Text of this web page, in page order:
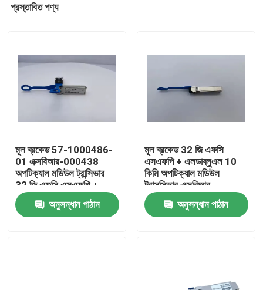
বাড়ি
প্রস্তাবিত পণ্য
মূল ব্রকেড 57-1000486-
01 এক্সবিআর-000438
অপটিক্যাল মডিউল ট্রান্সিভার
32 জি এফসি এসএফপি +
এলডাব্লুএল 10 কিমি 1 প্যাক
ফাইবার অপটিক ট্রান্সিভার
অনুসন্ধান পাঠান
মূল ব্রকেড 32 জি এফসি
এসএফপি + এলডাব্লুএল 10
কিমি অপটিক্যাল মডিউল
ট্রান্সসিভার এক্সবিআর
-000438 (ফাইবার অপটিক
ব্যবহারের জন্য 1 প্যাক) মডেল
এফসি 64-48
অনুসন্ধান পাঠান